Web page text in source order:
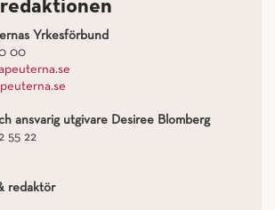
Yrkesförbund
00
ansvarig utgivare Desiree Blomberg
55 22
redaktör